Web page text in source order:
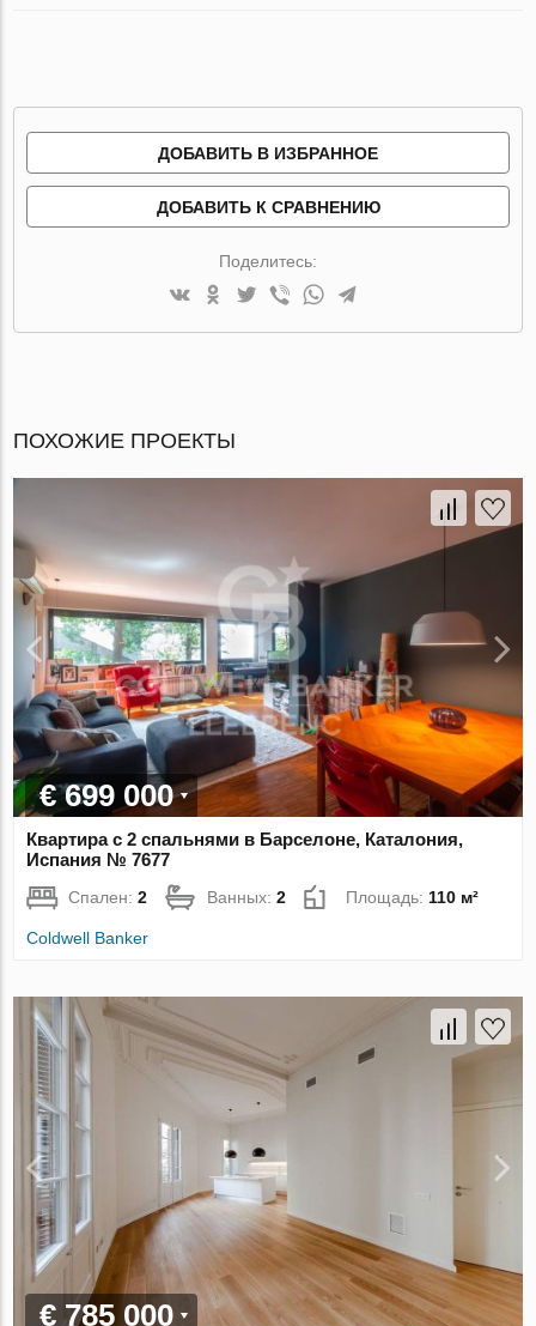
ДОБАВИТЬ В ИЗБРАННОЕ
ДОБАВИТЬ К СРАВНЕНИЮ
Поделитесь:
ПОХОЖИЕ ПРОЕКТЫ
€ 699 000
Квартира с 2 спальнями в Барселоне, Каталония,
Испания № 7677
Спален:2 Ванных:2 Площадь:110 м²
Coldwell Banker
€ 785 000